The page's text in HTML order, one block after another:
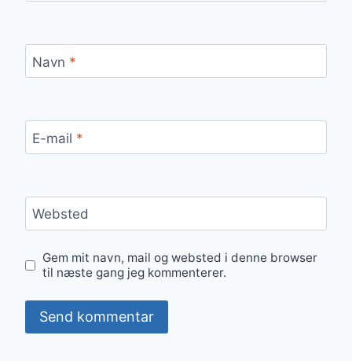
Navn *
E-mail *
Websted
Gem mit navn, mail og websted i denne browser
til næste gang jeg kommenterer.